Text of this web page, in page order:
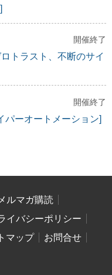
開催終了
トラスト、不断のサイ
開催終了
パーオートメーション]
メルマガ購読
イバシーポリシー
マップ
お問合せ